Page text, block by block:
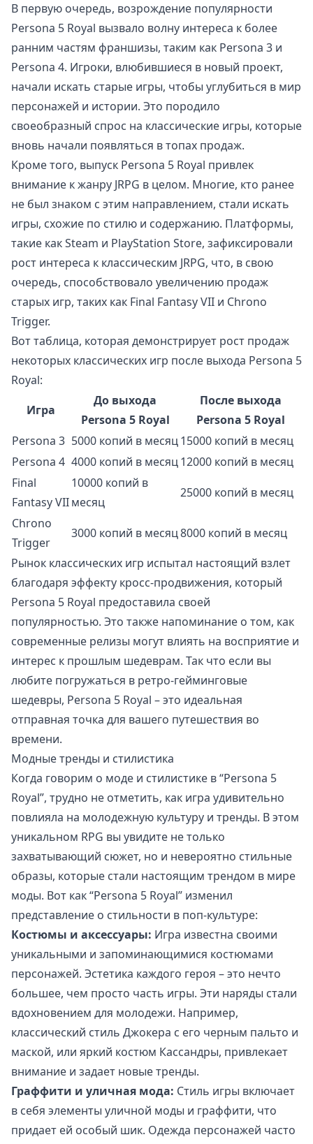
В первую очередь, возрождение популярности
Persona 5 Royal вызвало волну интереса к более
ранним частям франшизы, таким как Persona 3 и
Persona 4. Игроки, влюбившиеся в новый проект,
начали искать старые игры, чтобы углубиться в мир
персонажей и истории. Это породило
своеобразный спрос на классические игры, которые
вновь начали появляться в топах продаж.
Кроме того, выпуск Persona 5 Royal привлек
внимание к жанру JRPG в целом. Многие, кто ранее
не был знаком с этим направлением, стали искать
игры, схожие по стилю и содержанию. Платформы,
такие как Steam и PlayStation Store, зафиксировали
рост интереса к классическим JRPG, что, в свою
очередь, способствовало увеличению продаж
старых игр, таких как Final Fantasy VII и Chrono
Trigger.
Вот таблица, которая демонстрирует рост продаж
некоторых классических игр после выхода Persona 5
Royal:
Игра
До выхода
Persona 5 Royal
После выхода
Persona 5 Royal
Persona 3 5000 копий в месяц15000 копий в месяц
Persona 4 4000 копий в месяц12000 копий в месяц
Final
Fantasy VII
10000 копий в
месяц
25000 копий в месяц
Chrono
Trigger
3000 копий в месяц8000 копий в месяц
Рынок классических игр испытал настоящий взлет
благодаря эффекту кросс-продвижения, который
Persona 5 Royal предоставила своей
популярностью. Это также напоминание о том, как
современные релизы могут влиять на восприятие и
интерес к прошлым шедеврам. Так что если вы
любите погружаться в ретро-гейминговые
шедевры, Persona 5 Royal – это идеальная
отправная точка для вашего путешествия во
времени.
Модные тренды и стилистика
Когда говорим о моде и стилистике в “Persona 5
Royal”, трудно не отметить, как игра удивительно
повлияла на молодежную культуру и тренды. В этом
уникальном RPG вы увидите не только
захватывающий сюжет, но и невероятно стильные
образы, которые стали настоящим трендом в мире
моды. Вот как “Persona 5 Royal” изменил
представление о стильности в поп-культуре:
Костюмы и аксессуары: Игра известна своими
уникальными и запоминающимися костюмами
персонажей. Эстетика каждого героя – это нечто
большее, чем просто часть игры. Эти наряды стали
вдохновением для молодежи. Например,
классический стиль Джокера с его черным пальто и
маской, или яркий костюм Кассандры, привлекает
внимание и задает новые тренды.
Граффити и уличная мода: Стиль игры включает
в себя элементы уличной моды и граффити, что
придает ей особый шик. Одежда персонажей часто